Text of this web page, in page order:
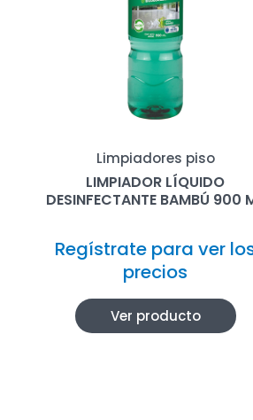
Limpiadores piso
LIMPIADOR LÍQUIDO
DESINFECTANTE BAMBÚ 900
Regístrate para ver
precios
Ver producto